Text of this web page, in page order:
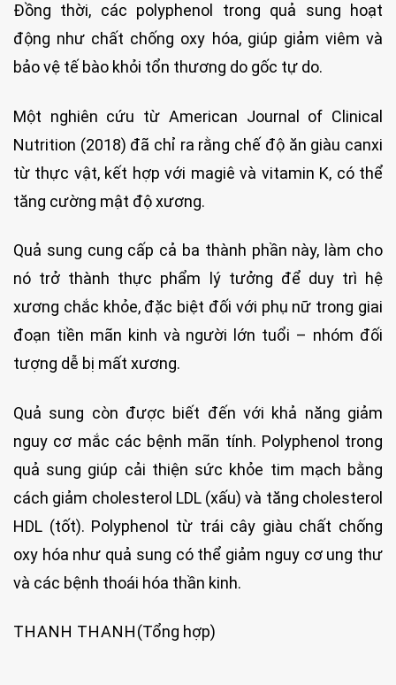
Đồng thời, các polyphenol trong quả sung hoạt
động như chất chống oxy hóa, giúp giảm viêm và
bảo vệ tế bào khỏi tổn thương do gốc tự do.
Một nghiên cứu từ American Journal of Clinical
Nutrition (2018) đã chỉ ra rằng chế độ ăn giàu canxi
từ thực vật, kết hợp với magiê và vitamin K, có thể
tăng cường mật độ xương.
Quả sung cung cấp cả ba thành phần này, làm cho
nó trở thành thực phẩm lý tưởng để duy trì hệ
xương chắc khỏe, đặc biệt đối với phụ nữ trong giai
đoạn tiền mãn kinh và người lớn tuổi – nhóm đối
tượng dễ bị mất xương.
Quả sung còn được biết đến với khả năng giảm
nguy cơ mắc các bệnh mãn tính. Polyphenol trong
quả sung giúp cải thiện sức khỏe tim mạch bằng
cách giảm cholesterol LDL (xấu) và tăng cholesterol
HDL (tốt). Polyphenol từ trái cây giàu chất chống
oxy hóa như quả sung có thể giảm nguy cơ ung thư
và các bệnh thoái hóa thần kinh.
THANH THANH(Tổng hợp)